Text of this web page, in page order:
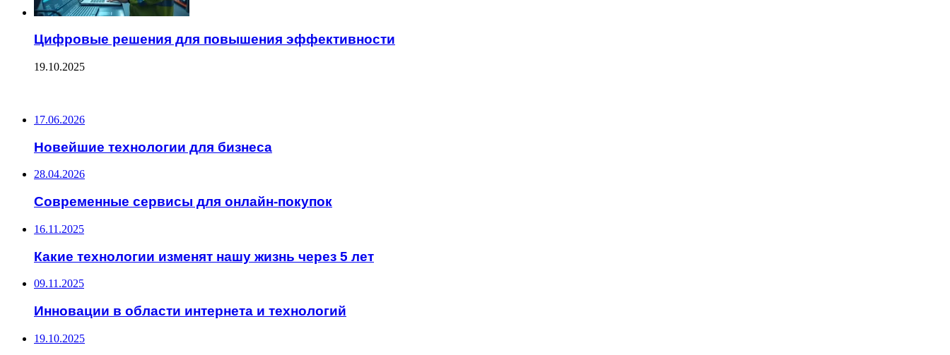
Цифровые решения для повышения эффективности
19.10.2025
17.06.2026
Новейшие технологии для бизнеса
28.04.2026
Современные сервисы для онлайн-покупок
16.11.2025
Какие технологии изменят нашу жизнь через 5 лет
09.11.2025
Инновации в области интернета и технологий
19.10.2025